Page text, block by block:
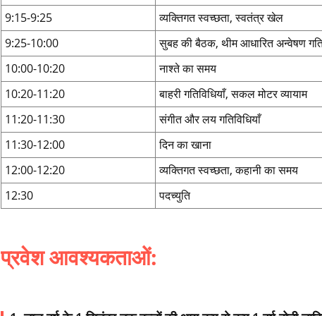
9:15-9:25
व्यक्तिगत स्वच्छता, स्वतंत्र खेल
9:25-10:00
सुबह की बैठक, थीम आधारित अन्वेषण
10:00-10:20
नाश्ते का समय
10:20-11:20
बाहरी गतिविधियाँ, सकल मोटर व्यायाम
11:20-11:30
संगीत और लय गतिविधियाँ
11:30-12:00
दिन का खाना
12:00-12:20
व्यक्तिगत स्वच्छता, कहानी का समय
12:30
पदच्युति
प्रवेश आवश्यकताओं: